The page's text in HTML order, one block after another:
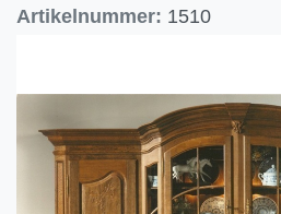
Artikelnummer: 1510